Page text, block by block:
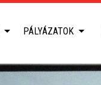
PÁLYÁZATOK